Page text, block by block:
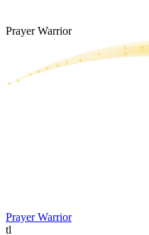
Prayer Warrior
Prayer Warrior
tl